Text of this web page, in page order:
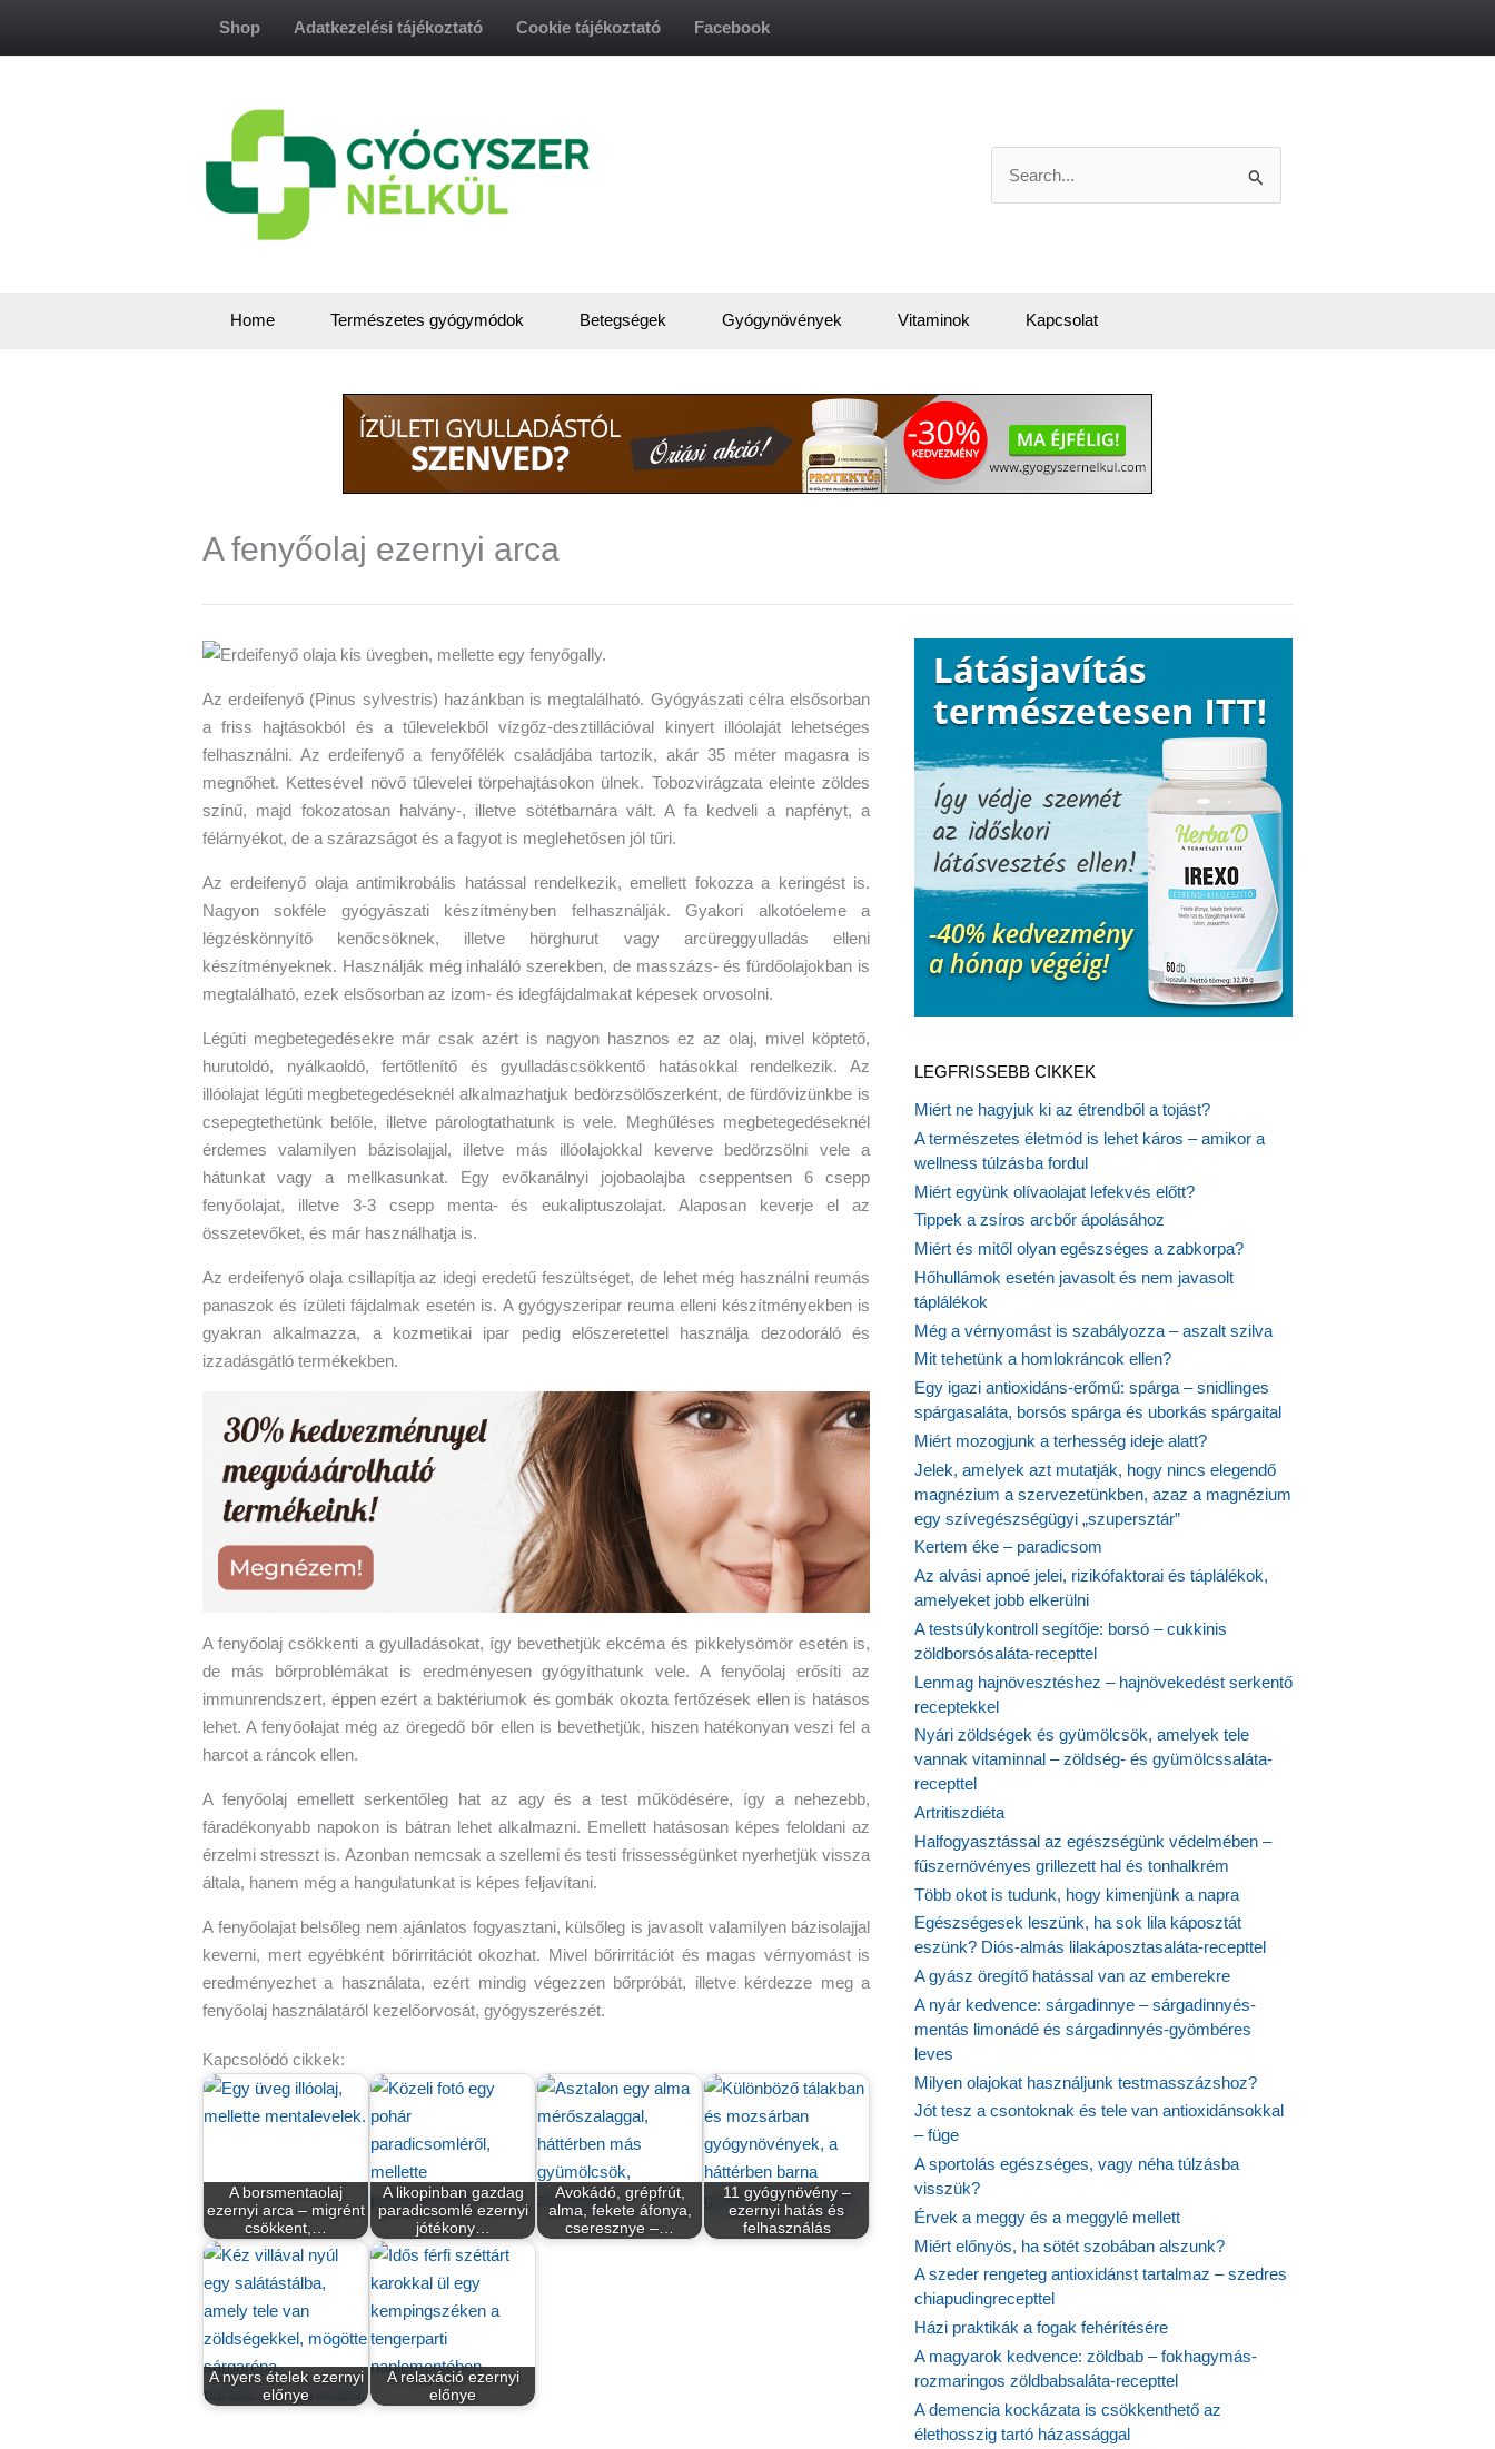
Shop Adatkezelési tájékoztató Cookie tájékoztató Facebook
for:
Home Természetes gyógymódok Betegségek Gyógynövények Vitaminok Kapcsolat
A fenyőolaj ezernyi arca
Az erdeifenyő (Pinus sylvestris) hazánkban is megtalálható. Gyógyászati célra elsősorban
a friss hajtásokból és a tűlevelekből vízgőz-desztillációval kinyert illóolaját lehetséges
felhasználni. Az erdeifenyő a fenyőfélék családjába tartozik, akár 35 méter magasra is
megnőhet. Kettesével növő tűlevelei törpehajtásokon ülnek. Tobozvirágzata eleinte zöldes
színű, majd fokozatosan halvány-, illetve sötétbarnára vált. A fa kedveli a napfényt, a
félárnyékot, de a szárazságot és a fagyot is meglehetősen jól tűri.
Az erdeifenyő olaja antimikrobális hatással rendelkezik, emellett fokozza a keringést is.
Nagyon sokféle gyógyászati készítményben felhasználják. Gyakori alkotóeleme a
légzéskönnyítő kenőcsöknek, illetve hörghurut vagy arcüreggyulladás elleni
készítményeknek. Használják még inhaláló szerekben, de masszázs- és fürdőolajokban is
megtalálható, ezek elsősorban az izom- és idegfájdalmakat képesek orvosolni.
Légúti megbetegedésekre már csak azért is nagyon hasznos ez az olaj, mivel köptető,
hurutoldó, nyálkaoldó, fertőtlenítő és gyulladáscsökkentő hatásokkal rendelkezik. Az
illóolajat légúti megbetegedéseknél alkalmazhatjuk bedörzsölőszerként, de fürdővizünkbe is
csepegtethetünk belőle, illetve párologtathatunk is vele. Meghűléses megbetegedéseknél
érdemes valamilyen bázisolajjal, illetve más illóolajokkal keverve bedörzsölni vele a
hátunkat vagy a mellkasunkat. Egy evőkanálnyi jojobaolajba cseppentsen 6 csepp
fenyőolajat, illetve 3-3 csepp menta- és eukaliptuszolajat. Alaposan keverje el az
összetevőket, és már használhatja is.
Az erdeifenyő olaja csillapítja az idegi eredetű feszültséget, de lehet még használni reumás
panaszok és ízületi fájdalmak esetén is. A gyógyszeripar reuma elleni készítményekben is
gyakran alkalmazza, a kozmetikai ipar pedig előszeretettel használja dezodoráló és
izzadásgátló termékekben.
A fenyőolaj csökkenti a gyulladásokat, így bevethetjük ekcéma és pikkelysömör esetén is,
de más bőrproblémákat is eredményesen gyógyíthatunk vele. A fenyőolaj erősíti az
immunrendszert, éppen ezért a baktériumok és gombák okozta fertőzések ellen is hatásos
lehet. A fenyőolajat még az öregedő bőr ellen is bevethetjük, hiszen hatékonyan veszi fel a
harcot a ráncok ellen.
A fenyőolaj emellett serkentőleg hat az agy és a test működésére, így a nehezebb,
fáradékonyabb napokon is bátran lehet alkalmazni. Emellett hatásosan képes feloldani az
érzelmi stresszt is. Azonban nemcsak a szellemi és testi frissességünket nyerhetjük vissza
általa, hanem még a hangulatunkat is képes feljavítani.
A fenyőolajat belsőleg nem ajánlatos fogyasztani, külsőleg is javasolt valamilyen bázisolajjal
keverni, mert egyébként bőrirritációt okozhat. Mivel bőrirritációt és magas vérnyomást is
eredményezhet a használata, ezért mindig végezzen bőrpróbát, illetve kérdezze meg a
fenyőolaj használatáról kezelőorvosát, gyógyszerészét.
Kapcsolódó cikkek:
A borsmentaolaj
ezernyi arca – migrént
csökkent,…
A likopinban gazdag
paradicsomlé ezernyi
jótékony…
Avokádó, grépfrút,
alma, fekete áfonya,
cseresznye –…
11 gyógynövény –
ezernyi hatás és
felhasználás
A nyers ételek ezernyi
előnye
A relaxáció ezernyi
előnye
LEGFRISSEBB CIKKEK
Miért ne hagyjuk ki az étrendből a tojást?
A természetes életmód is lehet káros – amikor a
wellness túlzásba fordul
Miért együnk olívaolajat lefekvés előtt?
Tippek a zsíros arcbőr ápolásához
Miért és mitől olyan egészséges a zabkorpa?
Hőhullámok esetén javasolt és nem javasolt
táplálékok
Még a vérnyomást is szabályozza – aszalt szilva
Mit tehetünk a homlokráncok ellen?
Egy igazi antioxidáns-erőmű: spárga – snidlinges
spárgasaláta, borsós spárga és uborkás spárgaital
Miért mozogjunk a terhesség ideje alatt?
Jelek, amelyek azt mutatják, hogy nincs elegendő
magnézium a szervezetünkben, azaz a magnézium
egy szívegészségügyi „szupersztár”
Kertem éke – paradicsom
Az alvási apnoé jelei, rizikófaktorai és táplálékok,
amelyeket jobb elkerülni
A testsúlykontroll segítője: borsó – cukkinis
zöldborsósaláta-recepttel
Lenmag hajnövesztéshez – hajnövekedést serkentő
receptekkel
Nyári zöldségek és gyümölcsök, amelyek tele
vannak vitaminnal – zöldség- és gyümölcssaláta-
recepttel
Artritiszdiéta
Halfogyasztással az egészségünk védelmében –
fűszernövényes grillezett hal és tonhalkrém
Több okot is tudunk, hogy kimenjünk a napra
Egészségesek leszünk, ha sok lila káposztát
eszünk? Diós-almás lilakáposztasaláta-recepttel
A gyász öregítő hatással van az emberekre
A nyár kedvence: sárgadinnye – sárgadinnyés-
mentás limonádé és sárgadinnyés-gyömbéres
leves
Milyen olajokat használjunk testmasszázshoz?
Jót tesz a csontoknak és tele van antioxidánsokkal
– füge
A sportolás egészséges, vagy néha túlzásba
visszük?
Érvek a meggy és a meggylé mellett
Miért előnyös, ha sötét szobában alszunk?
A szeder rengeteg antioxidánst tartalmaz – szedres
chiapudingrecepttel
Házi praktikák a fogak fehérítésére
A magyarok kedvence: zöldbab – fokhagymás-
rozmaringos zöldbabsaláta-recepttel
A demencia kockázata is csökkenthető az
élethosszig tartó házassággal